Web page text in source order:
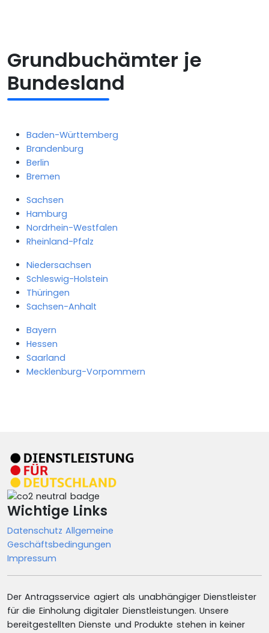
Grundbuchämter je
Bundesland
Baden-Württemberg
Brandenburg
Berlin
Bremen
Sachsen
Hamburg
Nordrhein-Westfalen
Rheinland-Pfalz
Niedersachsen
Schleswig-Holstein
Thüringen
Sachsen-Anhalt
Bayern
Hessen
Saarland
Mecklenburg-Vorpommern
Wichtige Links
DatenschutzAllgemeine
Geschäftsbedingungen
Impressum
Der Antragsservice agiert als unabhängiger Dienstleister
für die Einholung digitaler Dienstleistungen. Unsere
bereitgestellten Dienste und Produkte stehen in keiner